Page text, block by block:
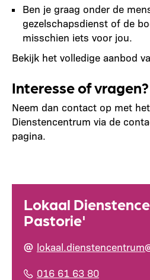
Lokaal
Pastorie'
016 61 63 80
Ben je graag onder de
gezelschapsdienst of de
misschien iets voor jou.
Bekijk het volledige aanbod
Interesse of vragen?
Neem dan contact op met
Dienstencentrum via de
pagina.